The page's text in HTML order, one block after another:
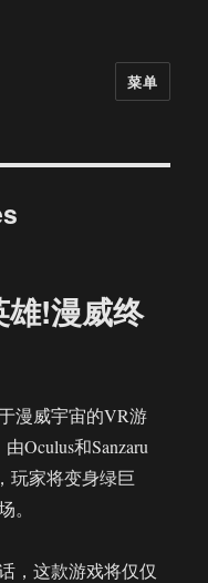
菜单
雄!漫威终
漫威宇宙的VR游
Oculus和Sanzaru
玩家将变身绿巨
。
，这款游戏将仅仅